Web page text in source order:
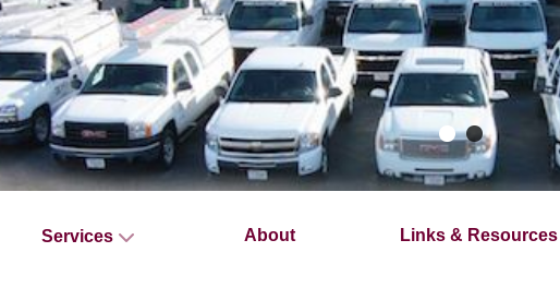
Services About Links & Resources